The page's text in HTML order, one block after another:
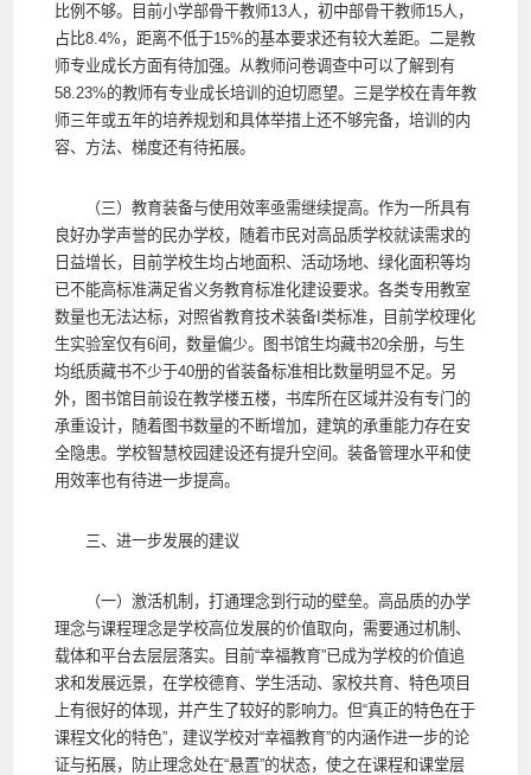
比例不够。目前小学部骨干教师13人，初中部骨干教师15人，
占比8.4%，距离不低于15%的基本要求还有较大差距。二是教
师专业成长方面有待加强。从教师问卷调查中可以了解到有
58.23%的教师有专业成长培训的迫切愿望。三是学校在青年教
师三年或五年的培养规划和具体举措上还不够完备，培训的内
容、方法、梯度还有待拓展。
（三）教育装备与使用效率亟需继续提高。作为一所具有
良好办学声誉的民办学校，随着市民对高品质学校就读需求的
日益增长，目前学校生均占地面积、活动场地、绿化面积等均
已不能高标准满足省义务教育标准化建设要求。各类专用教室
数量也无法达标，对照省教育技术装备Ι类标准，目前学校理化
生实验室仅有6间，数量偏少。图书馆生均藏书20余册，与生
均纸质藏书不少于40册的省装备标准相比数量明显不足。另
外，图书馆目前设在教学楼五楼，书库所在区域并没有专门的
承重设计，随着图书数量的不断增加，建筑的承重能力存在安
全隐患。学校智慧校园建设还有提升空间。装备管理水平和使
用效率也有待进一步提高。
三、进一步发展的建议
（一）激活机制，打通理念到行动的壁垒。高品质的办学
理念与课程理念是学校高位发展的价值取向，需要通过机制、
载体和平台去层层落实。目前“幸福教育”已成为学校的价值追
求和发展远景，在学校德育、学生活动、家校共育、特色项目
上有很好的体现，并产生了较好的影响力。但“真正的特色在于
课程文化的特色”，建议学校对“幸福教育”的内涵作进一步的论
证与拓展，防止理念处在“悬置”的状态，使之在课程和课堂层